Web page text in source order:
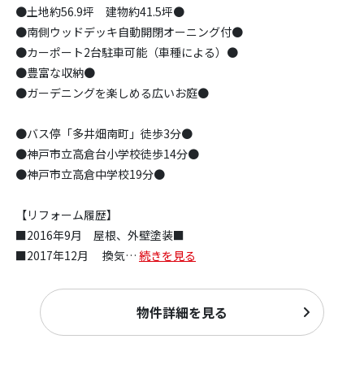
●土地約56.9坪 建物約41.5坪●
●南側ウッドデッキ自動開閉オーニング付●
●カーポート2台駐車可能（車種による）●
●豊富な収納●
●ガーデニングを楽しめる広いお庭●
●バス停「多井畑南町」徒歩3分●
●神戸市立高倉台小学校徒歩14分●
●神戸市立高倉中学校19分●
【リフォーム履歴】
■2016年9月 屋根、外壁塗装■
■2017年12月 換気… 続きを見る
物件詳細を見る